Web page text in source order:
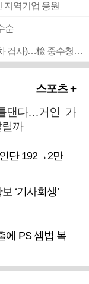
지역기업 응원
순
■ 검사 신분 버리고 직급하향(10년 이하 저연차 검사)…檢 중수청행 기피
스포츠 +
댄다…거인 가
까
단 192→2만
‘기사회생’
에 PS 셈법 복